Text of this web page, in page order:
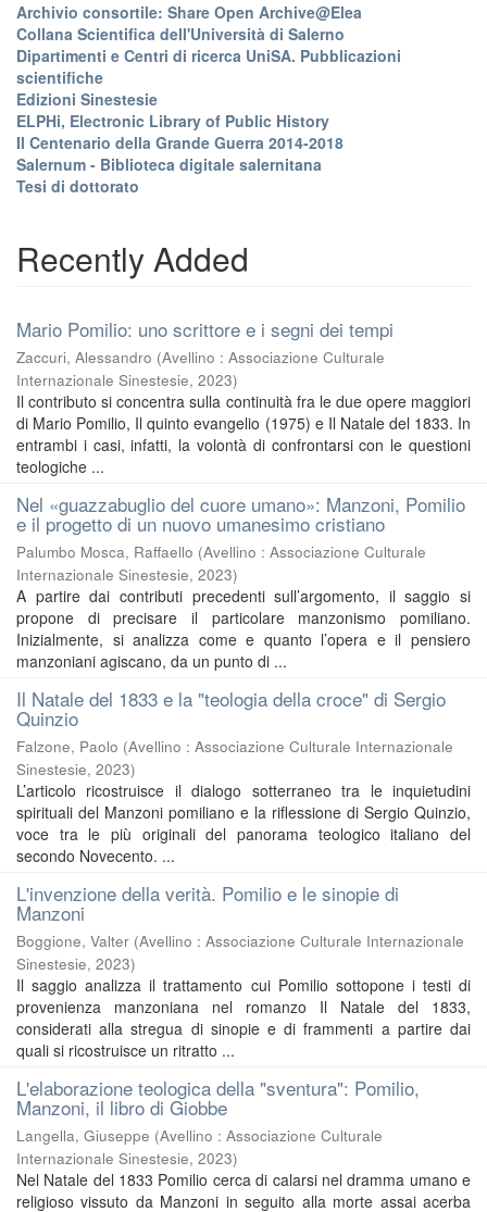
Archivio consortile: Share Open Archive@Elea
Collana Scientifica dell'Università di Salerno
Dipartimenti e Centri di ricerca UniSA. Pubblicazioni
scientifiche
Edizioni Sinestesie
ELPHi, Electronic Library of Public History
Il Centenario della Grande Guerra 2014-2018
Salernum - Biblioteca digitale salernitana
Tesi di dottorato
Recently Added
Mario Pomilio: uno scrittore e i segni dei tempi
Zaccuri, Alessandro (Avellino : Associazione Culturale
Internazionale Sinestesie, 2023)
Il contributo si concentra sulla continuità fra le due opere maggiori
di Mario Pomilio, Il quinto evangelio (1975) e Il Natale del 1833. In
entrambi i casi, infatti, la volontà di confrontarsi con le questioni
teologiche ...
Nel «guazzabuglio del cuore umano»: Manzoni, Pomilio
e il progetto di un nuovo umanesimo cristiano
Palumbo Mosca, Raffaello (Avellino : Associazione Culturale
Internazionale Sinestesie, 2023)
A partire dai contributi precedenti sull’argomento, il saggio si
propone di precisare il particolare manzonismo pomiliano.
Inizialmente, si analizza come e quanto l’opera e il pensiero
manzoniani agiscano, da un punto di ...
Il Natale del 1833 e la "teologia della croce" di Sergio
Quinzio
Falzone, Paolo (Avellino : Associazione Culturale Internazionale
Sinestesie, 2023)
L’articolo ricostruisce il dialogo sotterraneo tra le inquietudini
spirituali del Manzoni pomiliano e la riflessione di Sergio Quinzio,
voce tra le più originali del panorama teologico italiano del
secondo Novecento. ...
L'invenzione della verità. Pomilio e le sinopie di
Manzoni
Boggione, Valter (Avellino : Associazione Culturale Internazionale
Sinestesie, 2023)
Il saggio analizza il trattamento cui Pomilio sottopone i testi di
provenienza manzoniana nel romanzo Il Natale del 1833,
considerati alla stregua di sinopie e di frammenti a partire dai
quali si ricostruisce un ritratto ...
L'elaborazione teologica della "sventura": Pomilio,
Manzoni, il libro di Giobbe
Langella, Giuseppe (Avellino : Associazione Culturale
Internazionale Sinestesie, 2023)
Nel Natale del 1833 Pomilio cerca di calarsi nel dramma umano e
religioso vissuto da Manzoni in seguito alla morte assai acerba